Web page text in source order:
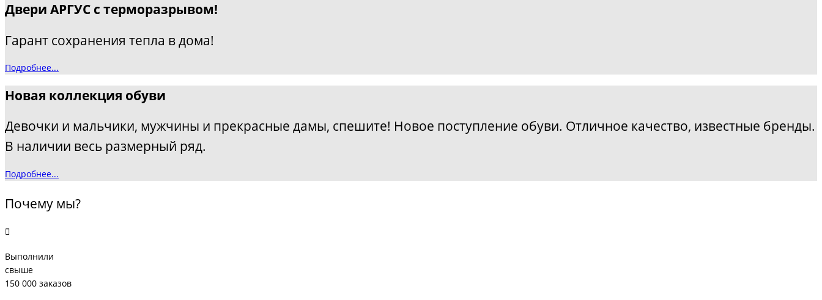
Двери АРГУС с терморазрывом!
Гарант сохранения тепла в дома!
Подробнее...
Новая коллекция обуви
Девочки и мальчики, мужчины и прекрасные дамы, спешите! Новое поступление обуви. Отличное качество, известные бренды.
В наличии весь размерный ряд.
Подробнее...
Почему мы?
Выполнили
свыше
150 000 заказов